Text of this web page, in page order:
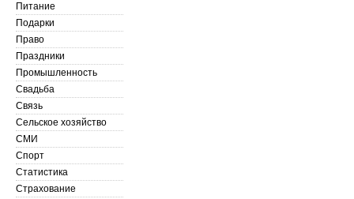
Питание
Подарки
Право
Праздники
Промышленность
Свадьба
Связь
Сельское хозяйство
СМИ
Спорт
Статистика
Страхование